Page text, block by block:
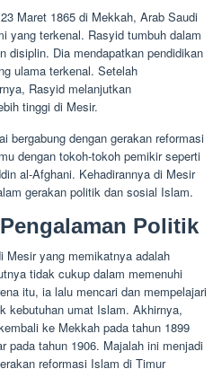
Maret 1865 di Mekkah, Arab Saudi
yang terkenal. Rasyid tumbuh dalam
disiplin. Dia mendapatkan pendidikan
ulama terkenal. Setelah
Rasyid melanjutkan
tinggi di Mesir.
bergabung dengan gerakan reformasi
dengan tokoh-tokoh pemikir seperti
al-Afghani. Kehadirannya di Mesir
gerakan politik dan sosial Islam.
Politik
Mesir yang memikatnya adalah
tidak cukup dalam memenuhi
itu, ia lalu mencari dan mempelajari
kebutuhan umat Islam. Akhirnya,
ke Mekkah pada tahun 1899
pada tahun 1906. Majalah ini menjadi
reformasi Islam di Timur